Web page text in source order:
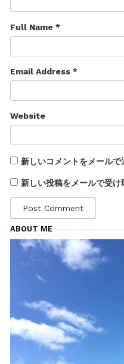
Full Name *
Email Address *
Website
新しいコメントをメールで
新しい投稿をメールで受け
ABOUT ME